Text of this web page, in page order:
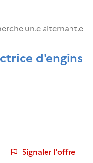
un.e alternant.e
d'engins
Signaler l'offre